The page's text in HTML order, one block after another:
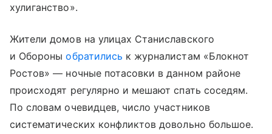
хулиганство».
Жители домов на улицах Станиславского
и Обороныобратились к журналистам «Блокнот
Ростов» — ночные потасовки в данном районе
происходят регулярно и мешают спать соседям.
По словам очевидцев, число участников
систематических конфликтов довольно большое.